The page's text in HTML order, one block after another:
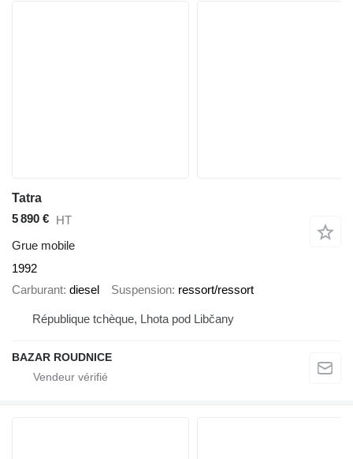
Tatra
5 890 € HT
Grue mobile
1992
Carburant diesel Suspension ressort/ressort
République tchèque, Lhota pod Libčany
BAZAR ROUDNICE